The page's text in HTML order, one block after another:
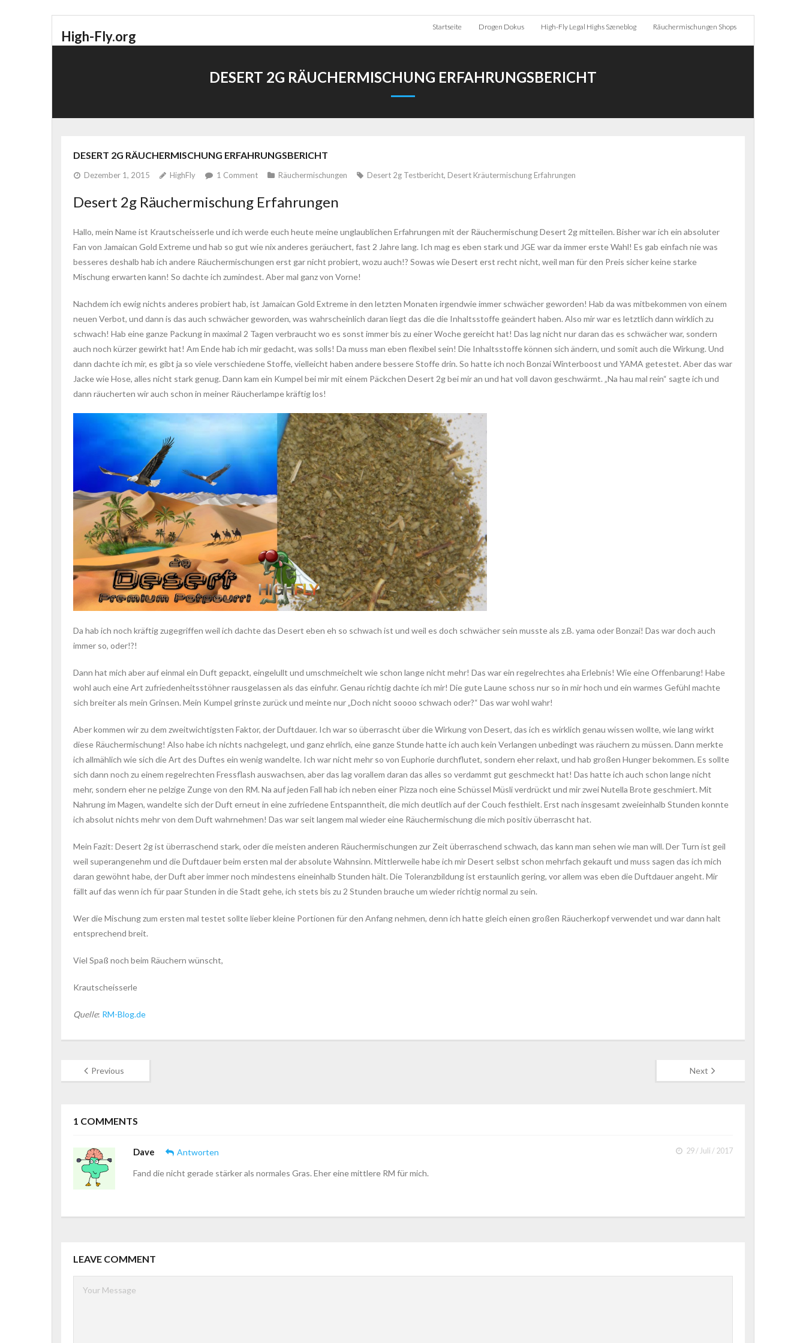
High-Fly.org
Startseite Drogen Dokus High-Fly Legal Highs Szeneblog Räuchermischungen Shops
DESERT 2G RÄUCHERMISCHUNG ERFAHRUNGSBERICHT
DESERT 2G RÄUCHERMISCHUNG ERFAHRUNGSBERICHT
Dezember 1, 2015 HighFly 1 Comment Räuchermischungen Desert 2g Testbericht, Desert Kräutermischung Erfahrungen
Desert 2g Räuchermischung Erfahrungen
Hallo, mein Name ist Krautscheisserle und ich werde euch heute meine unglaublichen Erfahrungen mit der Räuchermischung Desert 2g mitteilen. Bisher war ich ein absoluter
Fan von Jamaican Gold Extreme und hab so gut wie nix anderes geräuchert, fast 2 Jahre lang. Ich mag es eben stark und JGE war da immer erste Wahl! Es gab einfach nie was
besseres deshalb hab ich andere Räuchermischungen erst gar nicht probiert, wozu auch!? Sowas wie Desert erst recht nicht, weil man für den Preis sicher keine starke
Mischung erwarten kann! So dachte ich zumindest. Aber mal ganz von Vorne!
Nachdem ich ewig nichts anderes probiert hab, ist Jamaican Gold Extreme in den letzten Monaten irgendwie immer schwächer geworden! Hab da was mitbekommen von einem
neuen Verbot, und dann is das auch schwächer geworden, was wahrscheinlich daran liegt das die die Inhaltsstoffe geändert haben. Also mir war es letztlich dann wirklich zu
schwach! Hab eine ganze Packung in maximal 2 Tagen verbraucht wo es sonst immer bis zu einer Woche gereicht hat! Das lag nicht nur daran das es schwächer war, sondern
auch noch kürzer gewirkt hat! Am Ende hab ich mir gedacht, was solls! Da muss man eben flexibel sein! Die Inhaltsstoffe können sich ändern, und somit auch die Wirkung. Und
dann dachte ich mir, es gibt ja so viele verschiedene Stoffe, vielleicht haben andere bessere Stoffe drin. So hatte ich noch Bonzai Winterboost und YAMA getestet. Aber das war
Jacke wie Hose, alles nicht stark genug. Dann kam ein Kumpel bei mir mit einem Päckchen Desert 2g bei mir an und hat voll davon geschwärmt. „Na hau mal rein“ sagte ich und
dann räucherten wir auch schon in meiner Räucherlampe kräftig los!
Da hab ich noch kräftig zugegriffen weil ich dachte das Desert eben eh so schwach ist und weil es doch schwächer sein musste als z.B. yama oder Bonzai! Das war doch auch
immer so, oder!?!
Dann hat mich aber auf einmal ein Duft gepackt, eingelullt und umschmeichelt wie schon lange nicht mehr! Das war ein regelrechtes aha Erlebnis! Wie eine Offenbarung! Habe
wohl auch eine Art zufriedenheitsstöhner rausgelassen als das einfuhr. Genau richtig dachte ich mir! Die gute Laune schoss nur so in mir hoch und ein warmes Gefühl machte
sich breiter als mein Grinsen. Mein Kumpel grinste zurück und meinte nur „Doch nicht soooo schwach oder?“ Das war wohl wahr!
Aber kommen wir zu dem zweitwichtigsten Faktor, der Duftdauer. Ich war so überrascht über die Wirkung von Desert, das ich es wirklich genau wissen wollte, wie lang wirkt
diese Räuchermischung! Also habe ich nichts nachgelegt, und ganz ehrlich, eine ganze Stunde hatte ich auch kein Verlangen unbedingt was räuchern zu müssen. Dann merkte
ich allmählich wie sich die Art des Duftes ein wenig wandelte. Ich war nicht mehr so von Euphorie durchflutet, sondern eher relaxt, und hab großen Hunger bekommen. Es sollte
sich dann noch zu einem regelrechten Fressflash auswachsen, aber das lag vorallem daran das alles so verdammt gut geschmeckt hat! Das hatte ich auch schon lange nicht
mehr, sondern eher ne pelzige Zunge von den RM. Na auf jeden Fall hab ich neben einer Pizza noch eine Schüssel Müsli verdrückt und mir zwei Nutella Brote geschmiert. Mit
Nahrung im Magen, wandelte sich der Duft erneut in eine zufriedene Entspanntheit, die mich deutlich auf der Couch festhielt. Erst nach insgesamt zweieinhalb Stunden konnte
ich absolut nichts mehr von dem Duft wahrnehmen! Das war seit langem mal wieder eine Räuchermischung die mich positiv überrascht hat.
Mein Fazit: Desert 2g ist überraschend stark, oder die meisten anderen Räuchermischungen zur Zeit überraschend schwach, das kann man sehen wie man will. Der Turn ist geil
weil superangenehm und die Duftdauer beim ersten mal der absolute Wahnsinn. Mittlerweile habe ich mir Desert selbst schon mehrfach gekauft und muss sagen das ich mich
daran gewöhnt habe, der Duft aber immer noch mindestens eineinhalb Stunden hält. Die Toleranzbildung ist erstaunlich gering, vor allem was eben die Duftdauer angeht. Mir
fällt auf das wenn ich für paar Stunden in die Stadt gehe, ich stets bis zu 2 Stunden brauche um wieder richtig normal zu sein.
Wer die Mischung zum ersten mal testet sollte lieber kleine Portionen für den Anfang nehmen, denn ich hatte gleich einen großen Räucherkopf verwendet und war dann halt
entsprechend breit.
Viel Spaß noch beim Räuchern wünscht,
Krautscheisserle
Quelle: RM-Blog.de
Previous Next
1 COMMENTS
Dave Antworten 29 / Juli / 2017
Fand die nicht gerade stärker als normales Gras. Eher eine mittlere RM für mich.
LEAVE COMMENT